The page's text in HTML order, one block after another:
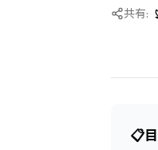
共有:
📋